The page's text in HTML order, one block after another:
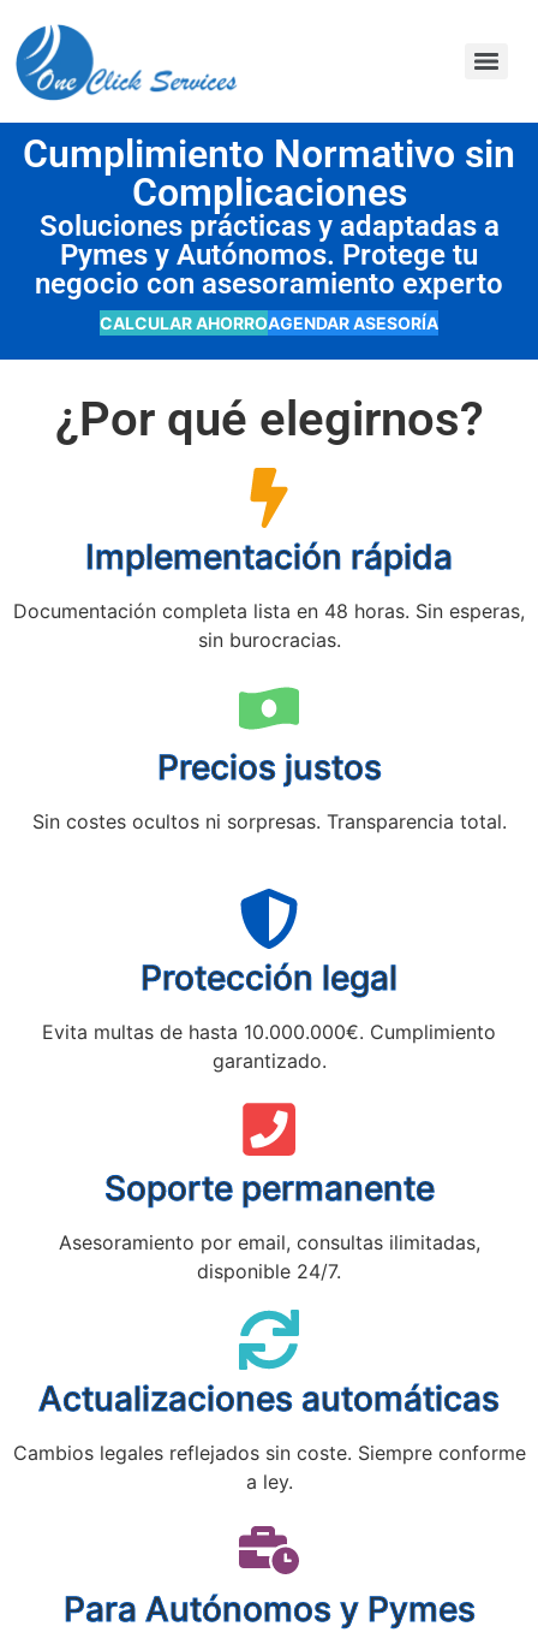
Cumplimiento Normativo sin
Complicaciones
Soluciones prácticas y adaptadas a
Pymes y Autónomos. Protege tu
negocio con asesoramiento experto
CALCULAR AHORROAGENDAR ASESORÍA
¿Por qué elegirnos?
Implementación rápida
Documentación completa lista en 48 horas. Sin esperas,
sin burocracias.
Precios justos
Sin costes ocultos ni sorpresas. Transparencia total.
Protección legal
Evita multas de hasta 10.000.000€. Cumplimiento
garantizado.
Soporte permanente
Asesoramiento por email, consultas ilimitadas,
disponible 24/7.
Actualizaciones automáticas
Cambios legales reflejados sin coste. Siempre conforme
a ley.
Para Autónomos y Pymes